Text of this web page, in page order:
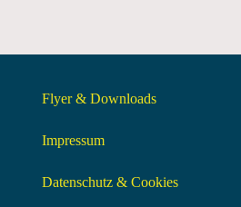
Flyer & Downloads
Impressum
Datenschutz & Cookies